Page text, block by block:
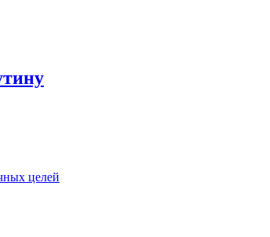
целей